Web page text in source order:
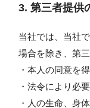
3. 第三者提供
当社では、当社
場合を除き、第
・本人の同意を
・法令により必
・人の生命、身